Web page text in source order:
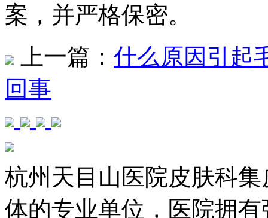
案，并严格保密。
上一篇： 什么原因引起
回事
杭州天目山医院皮肤科
体的专业单位，医院拥